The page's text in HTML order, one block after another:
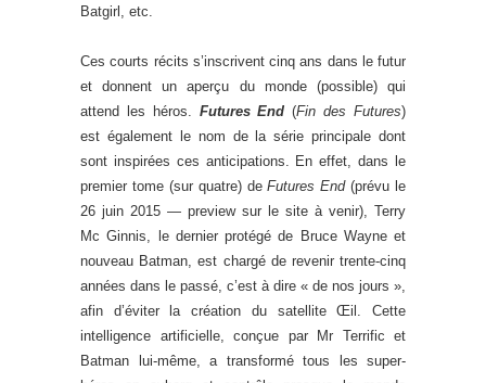
Batgirl, etc.
Ces courts récits s’inscrivent cinq ans dans le futur
et donnent un aperçu du monde (possible) qui
attend les héros. Futures End (Fin des Futures)
est également le nom de la série principale dont
sont inspirées ces anticipations. En effet, dans le
premier tome (sur quatre) deFutures End(prévu le
26 juin 2015 — preview sur le site à venir), Terry
Mc Ginnis, le dernier protégé de Bruce Wayne et
nouveau Batman, est chargé de revenir trente-cinq
années dans le passé, c’est à dire « de nos jours »,
afin d’éviter la création du satellite Œil. Cette
intelligence artificielle, conçue par Mr Terrific et
Batman lui-même, a transformé tous les super-